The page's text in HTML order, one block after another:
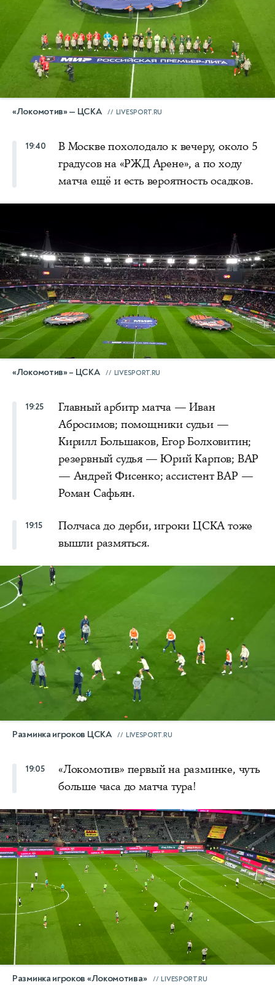
«Локомотив» — ЦСКА LIVESPORT.RU
19:40
В Москве похолодало к вечеру, около 5
градусов на «РЖД Арене», а по ходу
матча ещё и есть вероятность осадков.
«Локомотив» – ЦСКА LIVESPORT.RU
19:25
Главный арбитр матча — Иван
Абросимов; помощники судьи —
Кирилл Большаков, Егор Болховитин;
резервный судья — Юрий Карпов; ВАР
— Андрей Фисенко; ассистент ВАР —
Роман Сафьян.
19:15
Полчаса до дерби, игроки ЦСКА тоже
вышли размяться.
Разминка игроков ЦСКА LIVESPORT.RU
19:05
«Локомотив» первый на разминке, чуть
больше часа до матча тура!
Разминка игроков «Локомотива» LIVESPORT.RU